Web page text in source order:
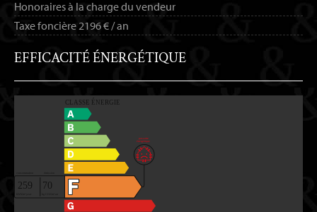
Honoraires à la charge du vendeur
Taxe foncière2196 € / an
EFFICACITÉ ÉNERGÉTIQUE